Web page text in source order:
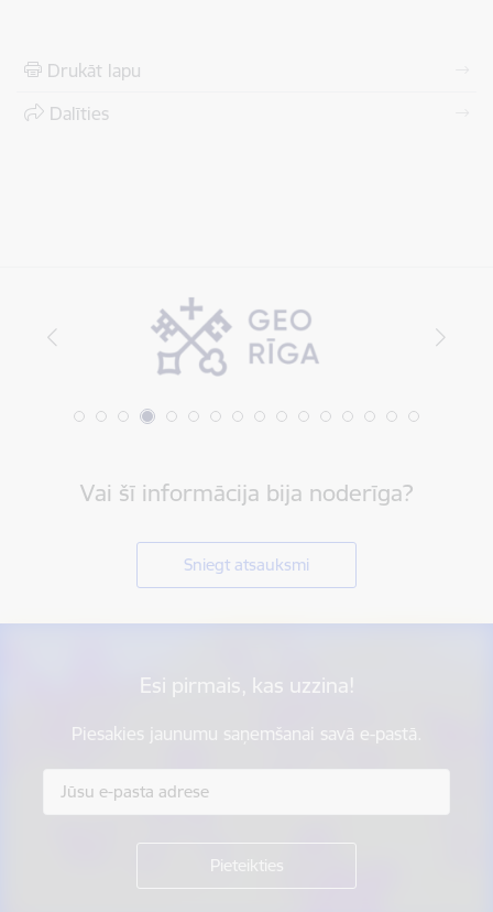
Drukāt lapu
Dalīties
Vai šī informācija bija noderīga?
Sniegt atsauksmi
Esi pirmais, kas uzzina!
Piesakies jaunumu saņemšanai savā e-pastā.